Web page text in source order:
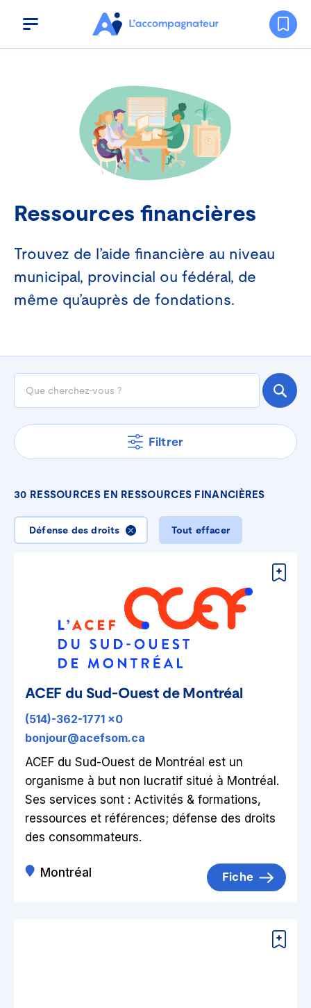
Menu
Ressources financières
Trouvez de l’aide financière au niveau
municipal, provincial ou fédéral, de
même qu’auprès de fondations.
Filtrer
30 RESSOURCESEN RESSOURCES FINANCIÈRES
Défense des droits Tout effacer
ACEF du Sud-Ouest de Montréal
(514)-362-1771 x0
bonjour@acefsom.ca
ACEF du Sud-Ouest de Montréal est un
organisme à but non lucratif situé à Montréal.
Ses services sont : Activités & formations,
ressources et références; défense des droits
des consommateurs.
Montréal Fiche